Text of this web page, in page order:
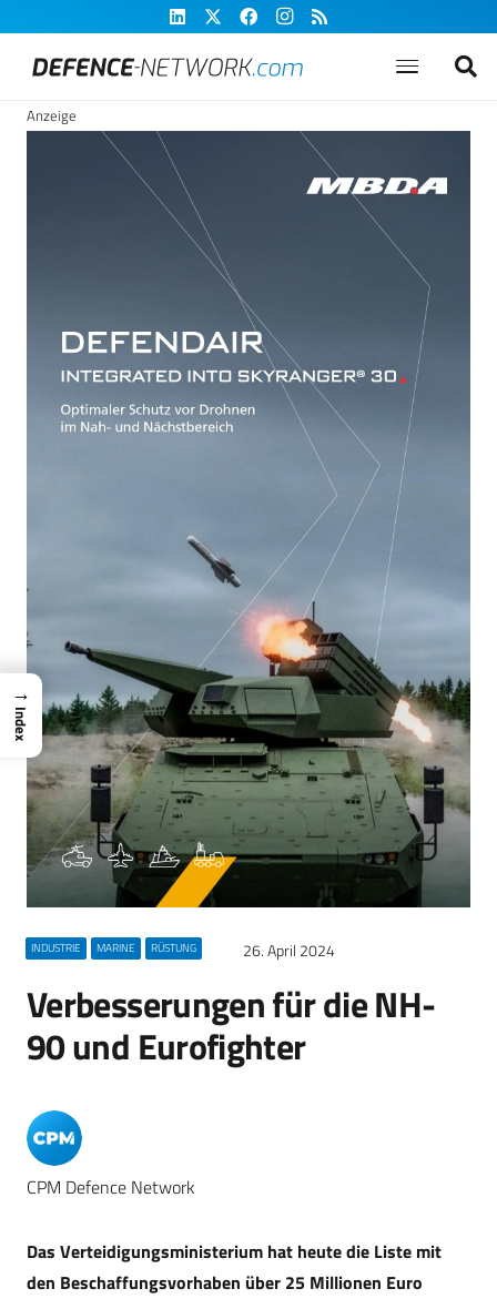
Anzeige
INDUSTRIE MARINE RÜSTUNG 26. April 2024
Verbesserungen für die NH-
90 und Eurofighter
CPM Defence Network
Das Verteidigungsministerium hat heute die Liste mit
den Beschaffungsvorhaben über 25 Millionen Euro
→
Index